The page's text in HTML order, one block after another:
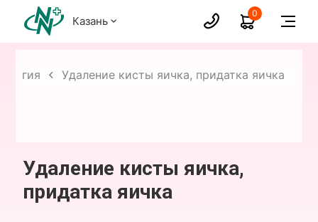
Казань
0
Удаление кисты яичка, придатка яичка
Удаление кисты яичка,
придатка яичка